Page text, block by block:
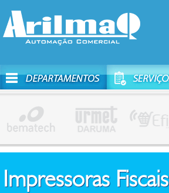
Impressoras Fiscais